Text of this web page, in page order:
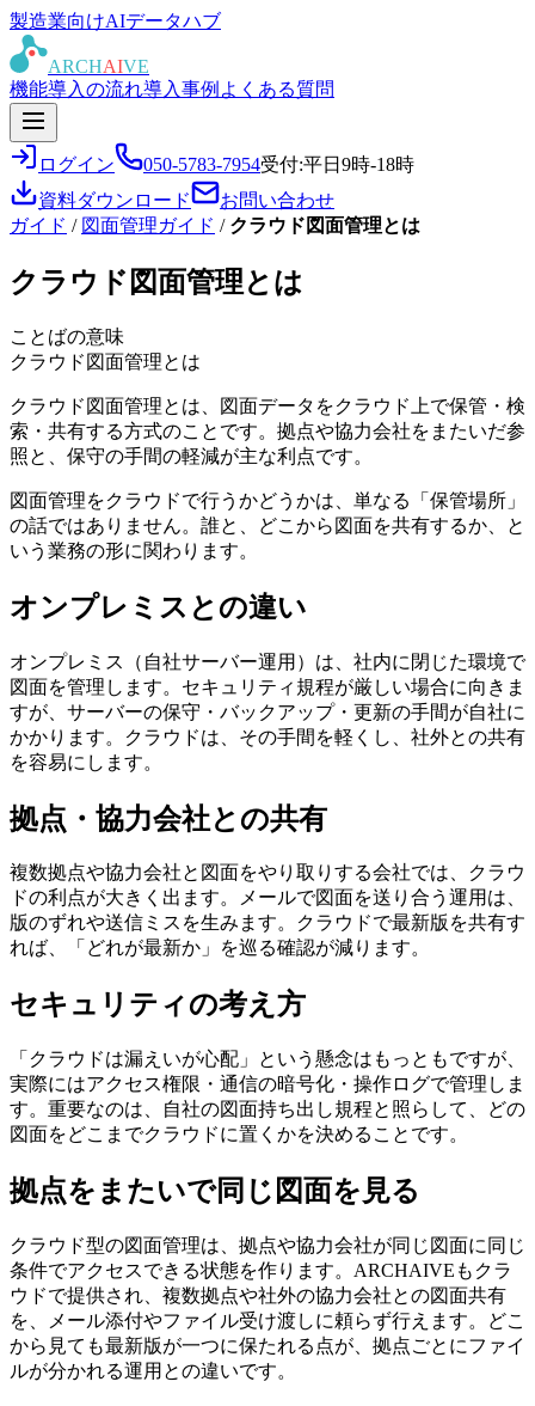
製造業向けAIデータハブ
ARCHAIVE
機能導入の流れ導入事例 よくある質問
ログイン 050-5783-7954受付:平日9時-18時
資料ダウンロード
お問い合わせ
ガイド / 図面管理ガイド / クラウド図面管理とは
クラウド図面管理とは
ことばの意味
クラウド図面管理とは
クラウド図面管理とは、図面データをクラウド上で保管・検
索・共有する方式のことです。拠点や協力会社をまたいだ参
照と、保守の手間の軽減が主な利点です。
図面管理をクラウドで行うかどうかは、単なる「保管場所」
の話ではありません。誰と、どこから図面を共有するか、と
いう業務の形に関わります。
オンプレミスとの違い
オンプレミス（自社サーバー運用）は、社内に閉じた環境で
図面を管理します。セキュリティ規程が厳しい場合に向きま
すが、サーバーの保守・バックアップ・更新の手間が自社に
かかります。クラウドは、その手間を軽くし、社外との共有
を容易にします。
拠点・協力会社との共有
複数拠点や協力会社と図面をやり取りする会社では、クラウ
ドの利点が大きく出ます。メールで図面を送り合う運用は、
版のずれや送信ミスを生みます。クラウドで最新版を共有す
れば、「どれが最新か」を巡る確認が減ります。
セキュリティの考え方
「クラウドは漏えいが心配」という懸念はもっともですが、
実際にはアクセス権限・通信の暗号化・操作ログで管理しま
す。重要なのは、自社の図面持ち出し規程と照らして、どの
図面をどこまでクラウドに置くかを決めることです。
拠点をまたいで同じ図面を見る
クラウド型の図面管理は、拠点や協力会社が同じ図面に同じ
条件でアクセスできる状態を作ります。ARCHAIVEもクラ
ウドで提供され、複数拠点や社外の協力会社との図面共有
を、メール添付やファイル受け渡しに頼らず行えます。どこ
から見ても最新版が一つに保たれる点が、拠点ごとにファイ
ルが分かれる運用との違いです。